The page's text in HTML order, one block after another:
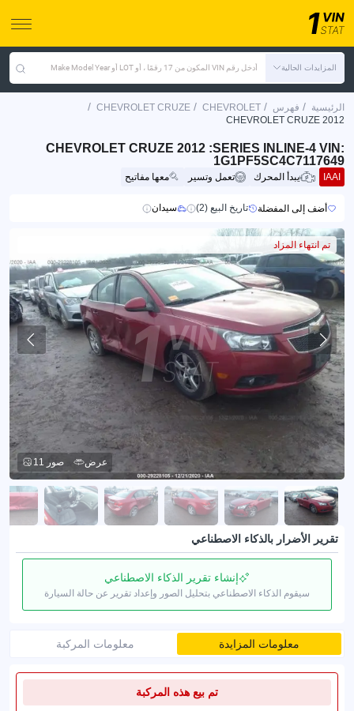
المزايدات الحالية أدخل رقم VIN المكون من 17 رقمًا ، أو LOT أو Make Model Year
الرئيسية / فهرس /
CHEVROLET
/
CHEVROLET CRUZE
/
CHEVROLET CRUZE 2012
CHEVROLET CRUZE 2012 :SERIES INLINE-4 VIN:
1G1PF5SC4C7117649
IAAI يبدأ المحرك تعمل وتسير معها مفاتيح
أضف إلى المفضلة تاريخ البيع (2) سيدان
تم انتهاء المزاد
11 صور عرض
تقرير الأضرار بالذكاء الاصطناعي
إنشاء تقرير الذكاء الاصطناعي
سيقوم الذكاء الاصطناعي بتحليل الصور وإعداد تقرير عن حالة السيارة
معلومات المزايدة معلومات المركبة
تم بيع هذه المركبة